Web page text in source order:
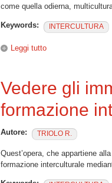
come quella odierna,
Keywords: INTERCULTURA
Leggi tutto
Vedere gli
formazione
Autore: TRIOLO R.
Quest’opera, che appartiene
formazione interculturale